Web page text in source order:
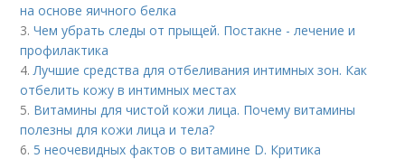
на основе яичного белка
3.Чем убрать следы от прыщей. Постакне - лечение и
профилактика
4.Лучшие средства для отбеливания интимных зон. Как
отбелить кожу в интимных местах
5. Витамины для чистой кожи лица. Почему витамины
полезны для кожи лица и тела?
6. 5 неочевидных фактов о витамине D. Критика